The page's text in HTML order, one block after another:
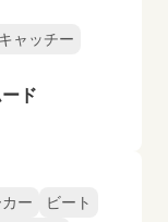
キャッチー
ド
ー
ビート